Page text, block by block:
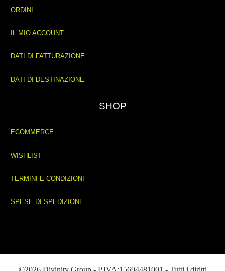
ORDINI
IL MIO ACCOUNT
DATI DI FATTURAZIONE
DATI DI DESTINAZIONE
SHOP
ECOMMERCE
WISHLIST
TERMINI E CONDIZIONI
SPESE DI SPEDIZIONE